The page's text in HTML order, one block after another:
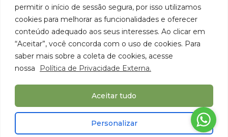
permitir o início de sessão segura, por isso utilizamos
cookies para melhorar as funcionalidades e oferecer
conteúdo adequado aos seus interesses. Ao clicar em
“Aceitar”, você concorda com o uso de cookies. Para
saber mais sobre a coleta de cookies, acesse
nossa
Política de Privacidade Externa.
Personalizar
Aceitar tudo
Itaim Bibi, São Paulo, SP.
CEP: 04.538-132
Como chegar